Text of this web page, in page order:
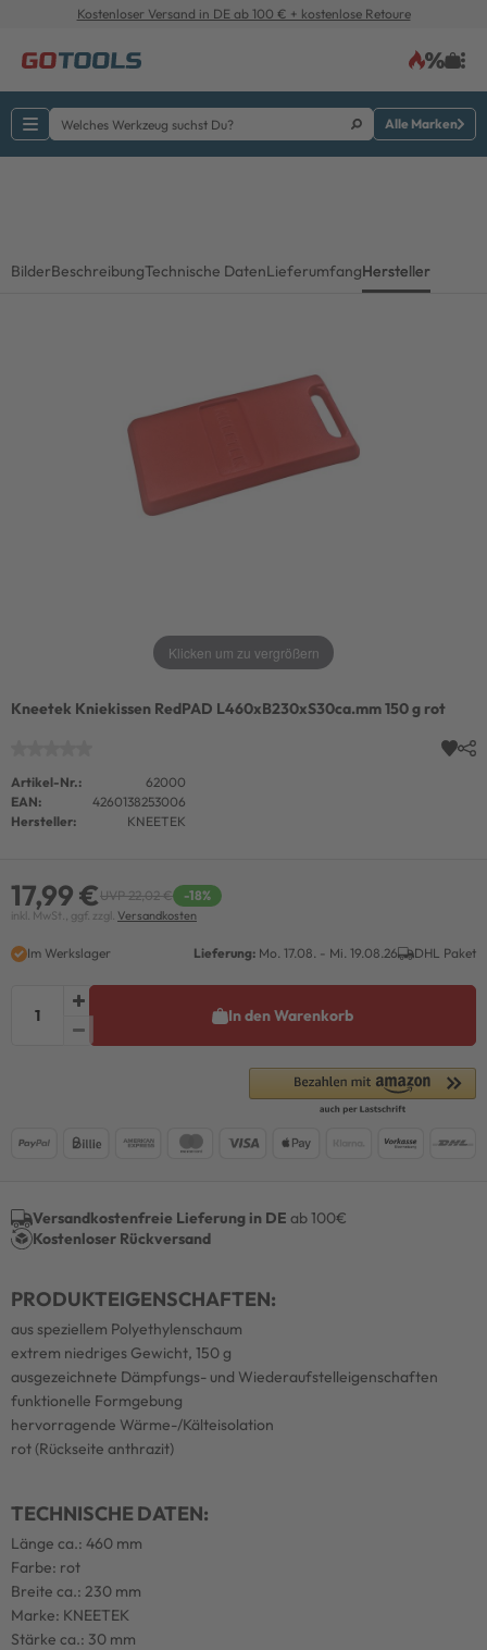
Kostenloser Versand in DE ab 100 € + kostenlose Retoure
Alle Marken
BilderBeschreibungTechnische DatenLieferumfangHersteller
Klicken um zu vergrößern
Kneetek Kniekissen RedPAD L460xB230xS30ca.mm 150 g rot
Artikel-Nr.:
62000
EAN:
4260138253006
Hersteller:
KNEETEK
17,99 €UVP 22,02 € -18%
inkl. MwSt., ggf. zzgl. Versandkosten
Im Werkslager Lieferung: Mo. 17.08. - Mi. 19.08.26 DHL Paket
In den Warenkorb
Versandkostenfreie Lieferung in DE ab 100€
Kostenloser Rückversand
PRODUKTEIGENSCHAFTEN:
aus speziellem Polyethylenschaum
extrem niedriges Gewicht, 150 g
ausgezeichnete Dämpfungs- und Wiederaufstelleigenschaften
funktionelle Formgebung
hervorragende Wärme-/Kälteisolation
rot (Rückseite anthrazit)
TECHNISCHE DATEN:
Länge ca.: 460 mm
Farbe: rot
Breite ca.: 230 mm
Marke: KNEETEK
Stärke ca.: 30 mm